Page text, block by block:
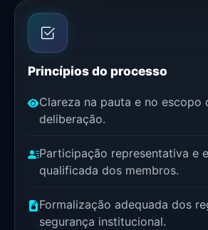
Princípios do processo
Clareza na pauta e no escopo
deliberação.
Participação representativa e
qualificada dos membros.
Formalização adequada dos
segurança institucional.